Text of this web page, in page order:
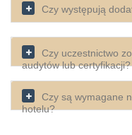
Czy występują
Czy uczestnictwo
audytów lub certyfikacji?
Czy są wymagane
hotelu?